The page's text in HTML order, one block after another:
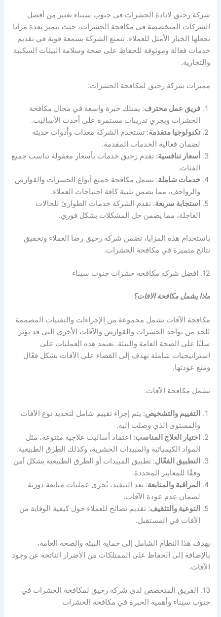
شركة رحيق لابادة الحشرات في جنوب سيناء تعتبر من أفضل
الشركات المتخصصة في مكافحة الحشرات، حيث تتميز بعدة مزايا
تجعلها الخيار الأمثل للعملاء. تتمتع الشركة بسمعة قوية في تقديم
خدمات فعالة وموثوقة للحفاظ على صحة وسلامة البيئات السكنية
والتجارية.
مميزات شركة رحيق لمكافحة الحشرات:
فريق عمل محترف: يمتلك خبرة واسعة في مجال مكافحة
الحشرات ويجري تدريبات مستمرة على أحدث الأساليب.
تكنولوجيا متقدمة: تستخدم الشركة معدات وأدوات حديثة
لضمان فعالية الخدمات المقدمة.
أسعار تنافسية: تقدم رحيق خدمات بأسعار معقولة تناسب جميع
الفئات.
خدمات شاملة: تشمل مكافحة جميع أنواع الحشرات والقوارض
والزواحف، مما يضمن تلبية كافة احتياجات العملاء.
استجابة سريعة: تقدم الشركة خدمات الطوارئ للحالات
العاجلة، مما يضمن حل المشكلات بشكل فوري.
باستخدام هذه المزايا، تضمن شركة رحيق رضا العملاء وتحقيق
نتائج متميزة في مكافحة الحشرات.
12. افضل شركة مكافحة حشرات جنوب سيناء
ماذا يشمل مكافحة الافات؟
مكافحة الآفات تشمل مجموعة من الإجراءات والتقنيات المصممة
للحد من تواجد الحشرات والقوارض والآفات الأخرى التي قد تؤثر
سلبًا على الصحة العامة والبيئة. تعتمد هذه العمليات على
استراتيجيات شاملة تهدف إلى القضاء على الآفات بشكل فعّال
ومنع عودتها.
تشمل مكافحة الآفات:
التقييم والتشخيص: يتم إجراء تقييم شامل لتحديد نوع الآفات
والمستوى الذي وصلت إليه.
اختيار العلاج المناسب: اعتماد أساليب علاجية متنوعة، مثل
المواد الكيميائية والمبيدات الحشرية، وكذلك الطرق الطبيعية.
التطبيق الفعّال: تطبيق المبيدات أو الطرق الطبيعية بشكل آمن
وفقًا للمعايير المحددة.
المراقبة والمتابعة: بعد التنفيذ، تُجرى عمليات متابعة دورية
لضمان عدم عودة الآفات.
التوعية والتثقيف: تقديم نصائح للعملاء حول كيفية الوقاية من
الآفات في المستقبل.
يهدف هذا النظام الشامل إلى حماية البيئة والصحة العامة،
بالإضافة إلى الحفاظ على الممتلكات من الأضرار الناتجة عن وجود
الآفات.
13. الفريق المتخصص لدى شركة رحيق لمكافحة الحشرات في
جنوب سيناء وأهمية الخبرة في مكافحة الحشرات